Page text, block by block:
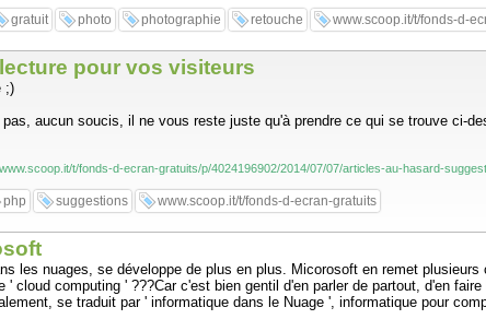
gratuit photo photographie retouche www.scoop.it/t/fonds-d-
pour vos visiteurs
;)
aucun soucis, il ne vous reste juste qu'à prendre ce qui se trouve ci-
t/fonds-d-ecran-gratuits/p/4024196902/2014/07/07/articles-au-hasard-
php suggestions www.scoop.it/t/fonds-d-ecran-gratuits
les nuages, se développe de plus en plus. Micorosoft en remet
cloud computing ' ???Car c'est bien gentil d'en parler de partout, d'en
se traduit par ' informatique dans le Nuage ', informatique pour